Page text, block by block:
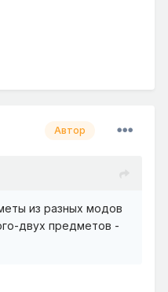
Автор
из разных модов
двух предметов -